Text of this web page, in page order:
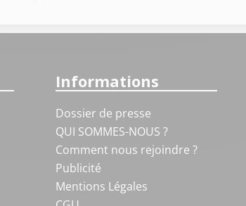
Informations
Dossier de presse
QUI SOMMES-NOUS ?
Comment nous rejoindre ?
Publicité
Mentions Légales